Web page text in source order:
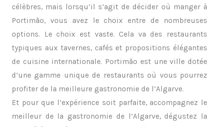
célèbres, mais lorsqu’il s’agit de décider où manger à
Portimão, vous avez le choix entre de nombreuses
options. Le choix est vaste. Cela va des restaurants
typiques aux tavernes, cafés et propositions élégantes
de cuisine internationale. Portimão est une ville dotée
d’une gamme unique de restaurants où vous pourrez
profiter de la meilleure gastronomie de l’Algarve.
Et pour que l’expérience soit parfaite, accompagnez le
meilleur de la gastronomie de l’Algarve, dégustez la